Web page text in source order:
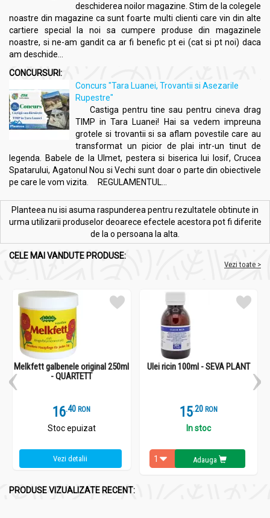
deschiderea noilor magazine. Stim de la colegele
noastre din magazine ca sunt foarte multi clienti care vin din alte
cartiere special la noi sa cumpere produse din magazinele
noastre, si ne-am gandit ca ar fi benefic pt ei (cat si pt noi) daca
am deschide...
CONCURSURI:
Concurs "Tara Luanei, Trovantii si Asezarile
Rupestre"
Castiga pentru tine sau pentru cineva drag
TIMP in Tara Luanei! Hai sa vedem impreuna
grotele si trovantii si sa aflam povestile care au
transformat un picior de plai intr-un tinut de
legenda. Babele de la Ulmet, pestera si biserica lui Iosif, Crucea
Spatarului, Agatonul Nou si Vechi sunt doar o parte din obiectivele
pe care le vom vizita. REGULAMENTUL...
Planteea nu isi asuma raspunderea pentru rezultatele obtinute in
urma utilizarii produselor deoarece efectele acestora pot fi diferite
de la o persoana la alta.
CELE MAI VANDUTE PRODUSE:
Vezi toate >
Melkfett galbenele original 250ml
- QUARTETT
16.4 RON
Stoc epuizat
Vezi detalii
Ulei ricin 100ml - SEVA PLANT
15.2 RON
In stoc
Adauga
PRODUSE VIZUALIZATE RECENT: